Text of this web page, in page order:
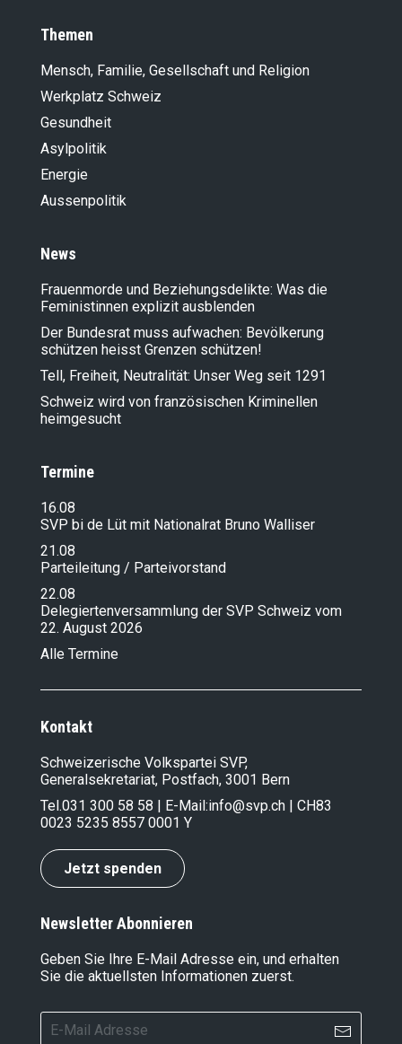
Themen
Mensch, Familie, Gesellschaft und Religion
Werkplatz Schweiz
Gesundheit
Asylpolitik
Energie
Aussenpolitik
News
Frauenmorde und Beziehungsdelikte: Was die
Feministinnen explizit ausblenden
Der Bundesrat muss aufwachen: Bevölkerung
schützen heisst Grenzen schützen!
Tell, Freiheit, Neutralität: Unser Weg seit 1291
Schweiz wird von französischen Kriminellen
heimgesucht
Termine
16.08
SVP bi de Lüt mit Nationalrat Bruno Walliser
21.08
Parteileitung / Parteivorstand
22.08
Delegiertenversammlung der SVP Schweiz vom
22. August 2026
Alle Termine
Kontakt
Schweizerische Volkspartei SVP,
Generalsekretariat, Postfach, 3001 Bern
Tel.031 300 58 58 | E-Mail:info@svp.ch | CH83
0023 5235 8557 0001 Y
Jetzt spenden
Newsletter Abonnieren
Geben Sie Ihre E-Mail Adresse ein, und erhalten
Sie die aktuellsten Informationen zuerst.